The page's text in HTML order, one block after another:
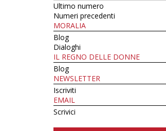
Ultimo numero
Numeri precedenti
MORALIA
Blog
Dialoghi
IL REGNO DELLE DONNE
Blog
NEWSLETTER
Iscriviti
EMAIL
Scrivici